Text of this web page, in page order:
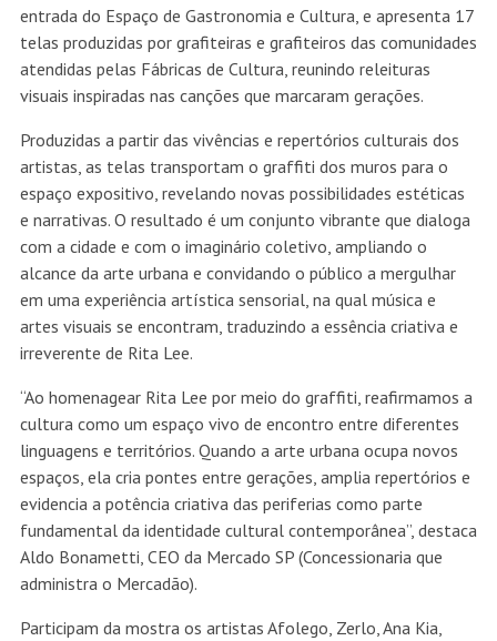
entrada do Espaço de Gastronomia e Cultura, e apresenta 17
telas produzidas por grafiteiras e grafiteiros das comunidades
atendidas pelas Fábricas de Cultura, reunindo releituras
visuais inspiradas nas canções que marcaram gerações.
Produzidas a partir das vivências e repertórios culturais dos
artistas, as telas transportam o graffiti dos muros para o
espaço expositivo, revelando novas possibilidades estéticas
e narrativas. O resultado é um conjunto vibrante que dialoga
com a cidade e com o imaginário coletivo, ampliando o
alcance da arte urbana e convidando o público a mergulhar
em uma experiência artística sensorial, na qual música e
artes visuais se encontram, traduzindo a essência criativa e
irreverente de Rita Lee.
“Ao homenagear Rita Lee por meio do graffiti, reafirmamos a
cultura como um espaço vivo de encontro entre diferentes
linguagens e territórios. Quando a arte urbana ocupa novos
espaços, ela cria pontes entre gerações, amplia repertórios e
evidencia a potência criativa das periferias como parte
fundamental da identidade cultural contemporânea”, destaca
Aldo Bonametti, CEO da Mercado SP (Concessionaria que
administra o Mercadão).
Participam da mostra os artistas Afolego, Zerlo, Ana Kia,